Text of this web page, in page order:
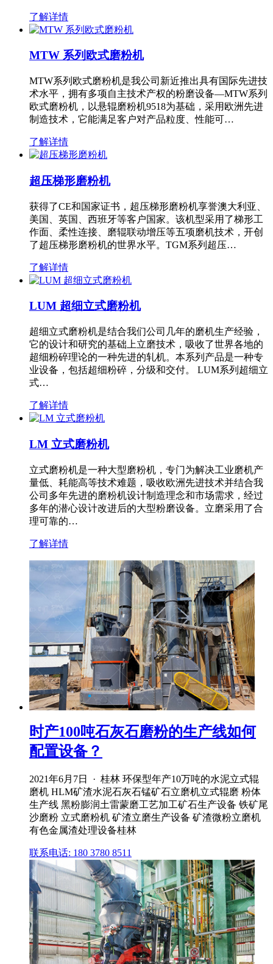
了解详情
MTW 系列欧式磨粉机
MTW系列欧式磨粉机是我公司新近推出具有国际先进技
术水平，拥有多项自主技术产权的粉磨设备—MTW系列
欧式磨粉机，以悬辊磨粉机9518为基础，采用欧洲先进
制造技术，它能满足客户对产品粒度、性能可…
了解详情
超压梯形磨粉机
获得了CE和国家证书，超压梯形磨粉机享誉澳大利亚、
美国、英国、西班牙等客户国家。该机型采用了梯形工
作面、柔性连接、磨辊联动增压等五项磨机技术，开创
了超压梯形磨粉机的世界水平。TGM系列超压…
了解详情
LUM 超细立式磨粉机
超细立式磨粉机是结合我们公司几年的磨机生产经验，
它的设计和研究的基础上立磨技术，吸收了世界各地的
超细粉碎理论的一种先进的轧机。本系列产品是一种专
业设备，包括超细粉碎，分级和交付。 LUM系列超细立
式…
了解详情
LM 立式磨粉机
立式磨粉机是一种大型磨粉机，专门为解决工业磨机产
量低、耗能高等技术难题，吸收欧洲先进技术并结合我
公司多年先进的磨粉机设计制造理念和市场需求，经过
多年的潜心设计改进后的大型粉磨设备。立磨采用了合
理可靠的…
了解详情
时产100吨石灰石磨粉的生产线如何
配置设备？
2021年6月7日 · 桂林 环保型年产10万吨的水泥立式辊
磨机 HLM矿渣水泥石灰石锰矿石立磨机立式辊磨 粉体
生产线 黑粉膨润土雷蒙磨工艺加工矿石生产设备 铁矿尾
沙磨粉 立式磨粉机 矿渣立磨生产设备 矿渣微粉立磨机
有色金属渣处理设备桂林
联系电话: 180 3780 8511